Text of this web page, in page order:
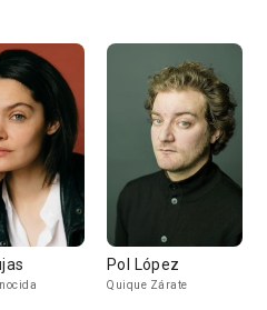
Pol López
Quique Zárate